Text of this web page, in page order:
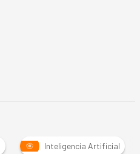
Inteligencia Artificial